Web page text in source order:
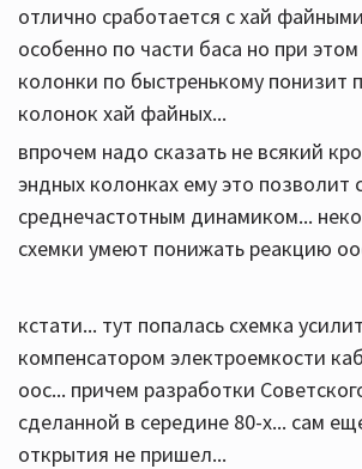
отлично сработается с хай
особенно по части баса но при
колонки по быстренькому понизит
колонок хай файных...
впрочем надо сказать не всякий
эндных колонках ему это позволит
среднечастотным динамиком...
схемки умеют понижать реакцию
кстати... тут попалась схемка
компенсатором электроемкости
оос... причем разработки
сделанной в середине 80-х... сам
открытия не пришел...